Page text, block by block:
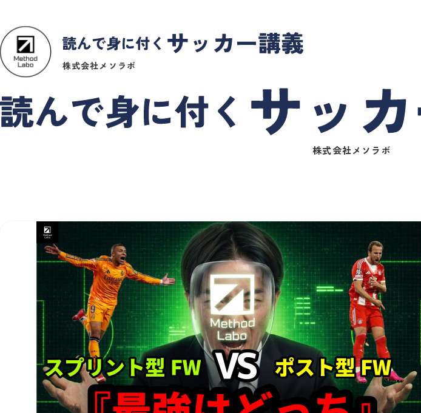
株式会社メソラボ
株式会社メソラボ